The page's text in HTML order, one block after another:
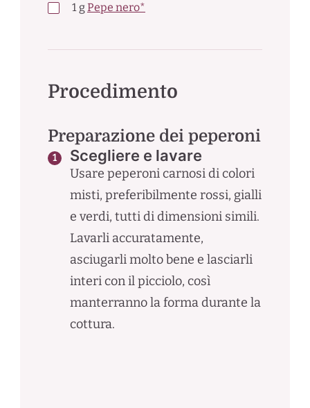
1 gPepe nero*
Procedimento
Preparazione dei peperoni
Scegliere e lavare
Usare peperoni carnosi di colori
misti, preferibilmente rossi, gialli
e verdi, tutti di dimensioni simili.
Lavarli accuratamente,
asciugarli molto bene e lasciarli
interi con il picciolo, così
manterranno la forma durante la
cottura.